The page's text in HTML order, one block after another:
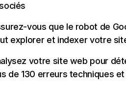
vous que le robot de
explorer et indexer votre
votre site web pour
de 130 erreurs techniques et